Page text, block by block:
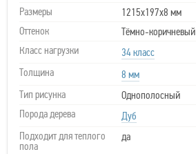
Размеры
1215х197х8 мм
Оттенок
Тёмно-коричневый
Класс нагрузки
34 класс
Толщина
8 мм
Тип рисунка
Однополосный
Порода дерева
Дуб
Подходит для теплого
пола
да